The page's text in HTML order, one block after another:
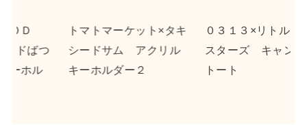
キ
０３１３×リトルツイン
スターズ キャンバス
トート
ｎｓｎ×ポチャッコ ア
クリルキーホルダー２